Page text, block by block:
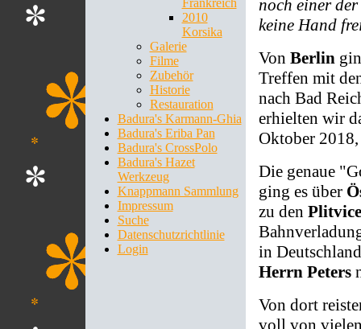
Frankreich
2010
Korsika
Galerie
Filme
Zubehör
Historie
Restauration
Badura's Karmann-Ghia
Badura's Eriba Pan
Badura's CrossPolo
Badura's Hazet
Werkzeug
Knappmann Sammlung
Impressum
Suche
Datenschutzrichtlinie
Login
noch einer der
keine Hand
Von Berlin
Treffen mit
nach Bad
erhielten wir
Oktober
Die genaue
ging es über
zu den
in
Herrn Peters
Von dort
voll von